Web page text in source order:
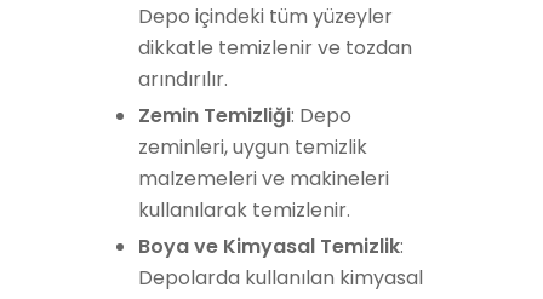
Depo içindeki tüm yüzeyler
dikkatle temizlenir ve tozdan
arındırılır.
Zemin Temizliği: Depo
zeminleri, uygun temizlik
malzemeleri ve makineleri
kullanılarak temizlenir.
Boya ve Kimyasal Temizlik:
Depolarda kullanılan kimyasal